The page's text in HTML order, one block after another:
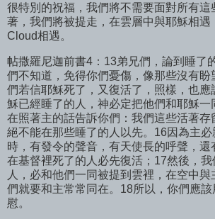
很特別的祝福，我們將不需要面對所有這
著，我們將被提走，在雲層中與耶穌相遇
Cloud相遇。
帖撒羅尼迦前書4：13弟兄們，論到睡了
們不知道，免得你們憂傷，像那些沒有盼
們若信耶穌死了，又復活了，照樣，也應
穌已經睡了的人，神必定把他們和耶穌一
在照著主的話告訴你們：我們這些活著存
絕不能在那些睡了的人以先。16因為主
時，有發令的聲音，有天使長的呼聲，還
在基督裡死了的人必先復活；17然後，
人，必和他們一同被提到雲裡，在空中
們就要和主常常同在。18所以，你們應
慰。